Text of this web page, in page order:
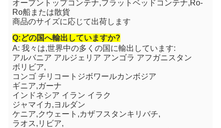
オープントップコンテナ,フラットベッドコンテナ,Ro-
Ro船または散貨
商品のサイズに応じて出荷します
Q:どの国へ輸出していますか?
A: 我々は,世界中の多くの国に輸出しています:
アルバニア アルジェリア アンゴラ アフガニスタン
ボリビア,
コンゴ チリ コートジボワールカンボジア
ギニア,ガーナ
インドネシア イラン イラク
ジャマイカ,ヨルダン
ケニア,クウェート,カザフスタンキリバチ,
ラオス,リビア,